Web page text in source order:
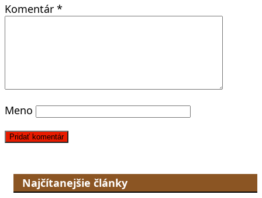
Komentár *
Meno
Najčítanejšie články